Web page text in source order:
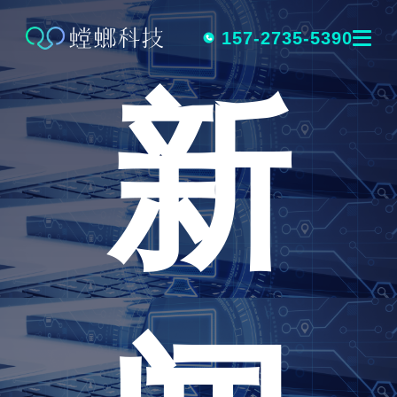
跳
内
容
157-2735-5390
新